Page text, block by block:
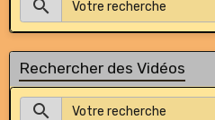
Rechercher des Vidéos